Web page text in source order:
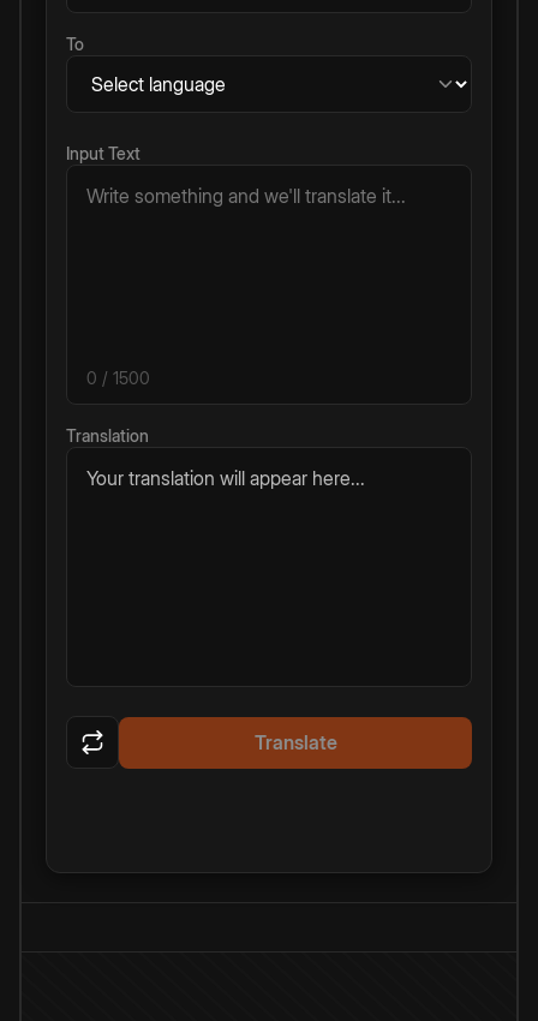
To
Input Text
0 / 1500
Translation
Your translation will appear here...
Translate